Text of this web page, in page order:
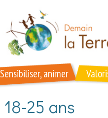
Sensibiliser, animer
18-25 ans